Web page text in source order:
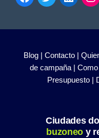
Blog | Contacto |
de campaña |
Presupuesto |
Ciudades
buzoneo y